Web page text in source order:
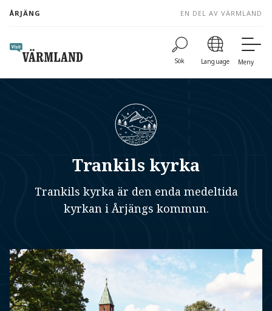
content
ÅRJÄNG EN DEL AV VÄRMLAND
Sök Language Meny
Trankils kyrka
Trankils kyrka är den enda medeltida
kyrkan i Årjängs kommun.